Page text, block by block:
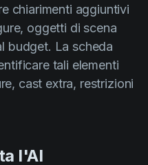
chiarimenti aggiuntivi
oggetti di scena
budget. La scheda
tali elementi
cast extra, restrizioni
l'AI